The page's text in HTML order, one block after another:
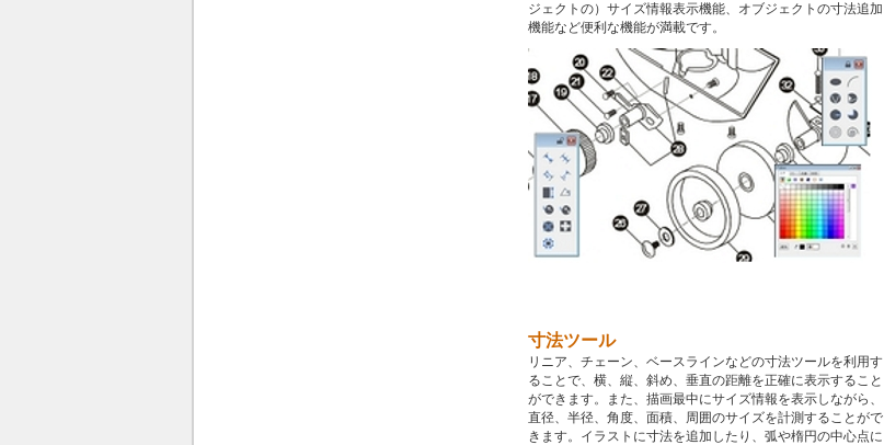
ジェクトの）サイズ情報表示機能、オブジェクトの寸法追加
機能など便利な機能が満載です。
寸法ツール
リニア、チェーン、ベースラインなどの寸法ツールを利用す
ることで、横、縦、斜め、垂直の距離を正確に表示すること
ができます。また、描画最中にサイズ情報を表示しながら、
直径、半径、角度、面積、周囲のサイズを計測することがで
きます。イラストに寸法を追加したり、弧や楕円の中心点に